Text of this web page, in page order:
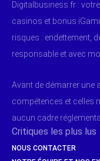
Digitalbusiness.fr :
casinos et bonus
risques : endettement,
responsable et avec
Avant de démarrer une
compétences et celles
aucun cadre
Critiques les plus lus
NOUS CONTACTER